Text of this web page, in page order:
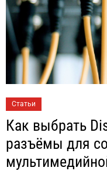
Статьи
Как выбрать
разъёмы для